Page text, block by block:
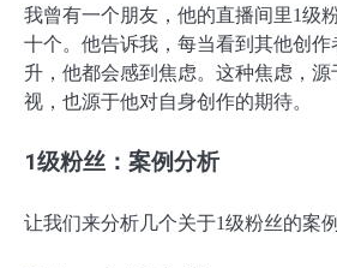
我曾有一个朋友，他的直播间里1级
十个。他告诉我，每当看到其他创
升，他都会感到焦虑。这种焦虑，
视，也源于他对自身创作的期待。
1级粉丝：案例分析
让我们来分析几个关于1级粉丝的案例